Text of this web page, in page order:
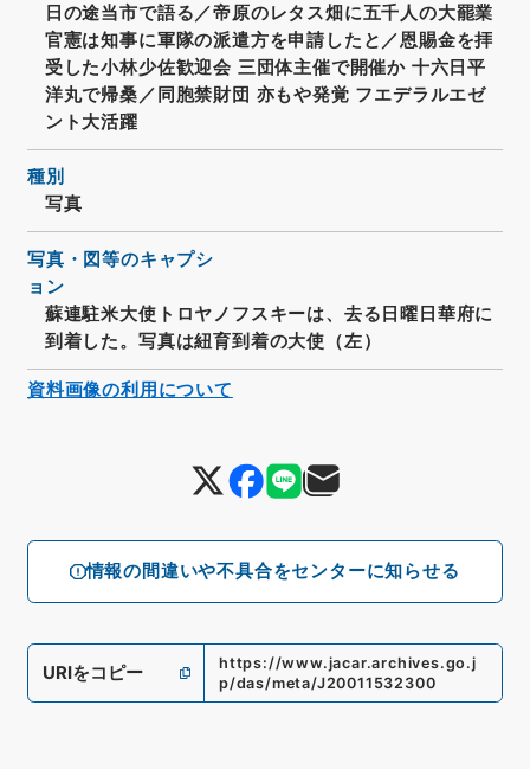
情報の間違いや不具合をセンターに知らせる
日の途当市で語る／帝原のレタス畑に五千人の大罷業
官憲は知事に軍隊の派遣方を申請したと／恩賜金を拝
受した小林少佐歓迎会 三団体主催で開催か 十六日平
洋丸で帰桑／同胞禁財団 亦もや発覚 フエデラルエゼ
ント大活躍
種別
写真
写真・図等のキャプシ
ョン
蘇連駐米大使トロヤノフスキーは、去る日曜日華府に
到着した。写真は紐育到着の大使（左）
URIをコピー
https://www.jacar.archives.go.j
p/das/meta/J20011532300
資料画像の利用について